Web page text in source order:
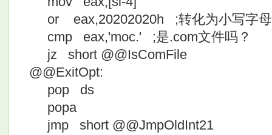
or eax,20202020h ;转化为小写字母
cmp eax,'moc.' ;是.com文件吗？
jz short @@IsComFile
@@ExitOpt:
pop ds
popa
jmp short @@JmpOldInt21